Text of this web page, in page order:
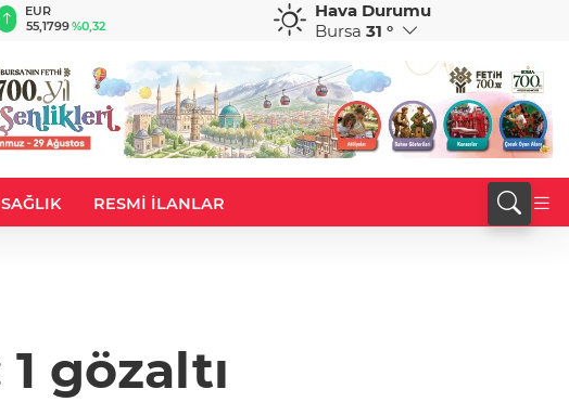
EUR
55,1799%0,32 %0,40
CHF
59,0499
Hava Durumu
Bursa 31 °
SAĞLIK RESMİ İLANLAR
gözaltı